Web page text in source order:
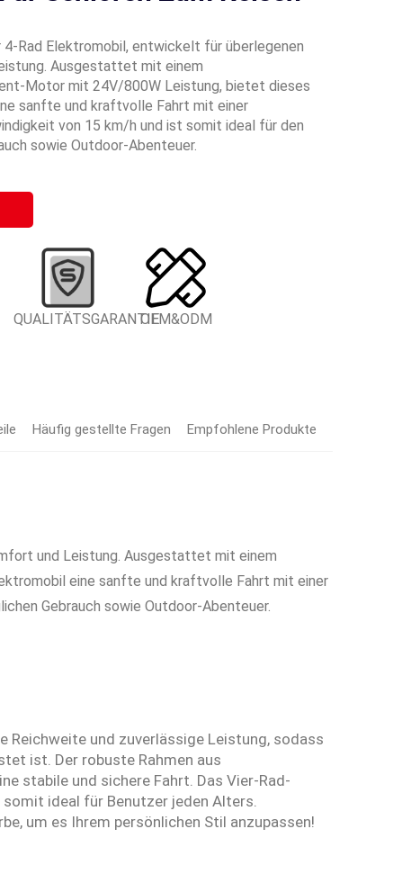
4-Rad Elektromobil, entwickelt für überlegenen
Ausgestattet mit einem
Motor mit 24V/800W Leistung, bietet dieses
sanfte und kraftvolle Fahrt mit einer
von 15 km/h und ist somit ideal für den
sowie Outdoor-Abenteuer.
QUALITÄTSGARANTIEOEM&ODM
Häufig gestellte Fragen Empfohlene Produkte
und Leistung. Ausgestattet mit einem
eine sanfte und kraftvolle Fahrt mit einer
Gebrauch sowie Outdoor-Abenteuer.
Reichweite und zuverlässige Leistung, sodass
ist. Der robuste Rahmen aus
stabile und sichere Fahrt. Das Vier-Rad-
ideal für Benutzer jeden Alters.
um es Ihrem persönlichen Stil anzupassen!